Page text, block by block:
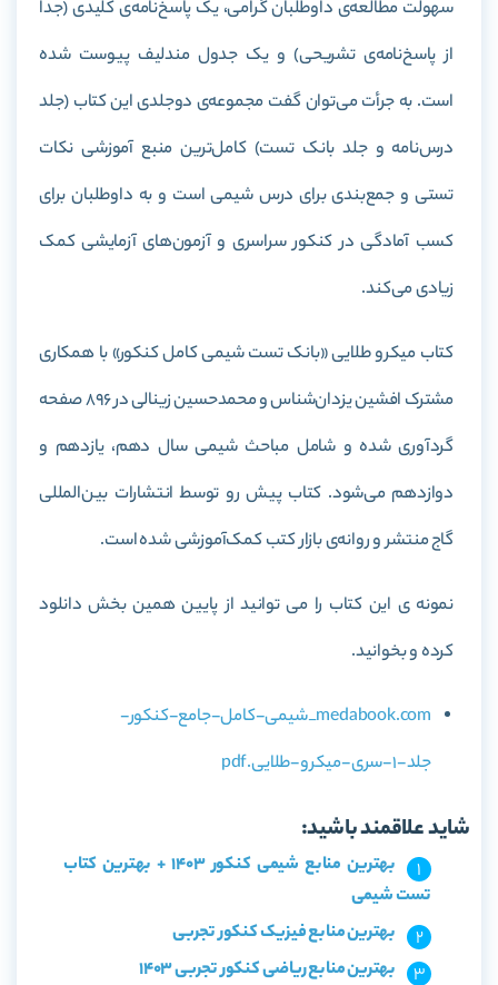
سهولت مطالعه‌ی داوطلبان گرامی، یک پاسخ‌نامه‌ی کلیدی (جدا
از پاسخ‌نامه‌ی تشریحی) و یک جدول مندلیف پیوست شده
است. به جرأت می‌توان گفت مجموعه‌ی دوجلدی این کتاب (جلد
درس‌نامه و جلد بانک تست) کامل‌ترین منبع آموزشی نکات
تستی و جمع‌بندی برای درس شیمی است و به داوطلبان برای
کسب آمادگی در کنکور سراسری و آزمون‌های آزمایشی کمک
زیادی می‌کند.
کتاب میکرو طلایی «بانک تست شیمی کامل کنکور» با همکاری
مشترک افشین یزدان‌شناس و محمدحسین زینالی در 896 صفحه
گردآوری شده و شامل مباحث شیمی سال دهم، یازدهم و
دوازدهم می‌شود. کتاب پیش رو توسط انتشارات بین‌المللی
گاج منتشر و روانه‌ی بازار کتب کمک‌آموزشی شده است.
نمونه ی این کتاب را می توانید از پایین همین بخش دانلود
کرده و بخوانید.
medabook.com_شیمی-کامل-جامع-کنکور-
جلد-1-سری-میکرو-طلایی.pdf
شاید علاقمند باشید:
بهترین منابع شیمی کنکور 1403 + بهترین کتاب
تست شیمی
بهترین منابع فیزیک کنکور تجربی
بهترین منابع ریاضی کنکور تجربی 1403